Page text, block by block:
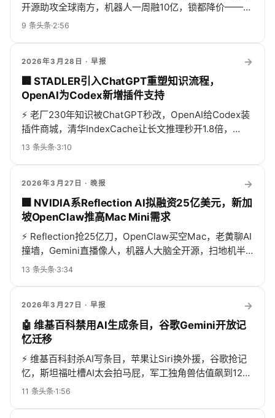
开源助攻全球南方，机器人一周融10亿，锁都降价——AI
圈卷疯了！
9 条头条·2:56
2026年3月28日 · 早报
→
🏢 STADLER引入ChatGPT重塑知识流程，
OpenAI为Codex新增插件支持
⚡ 老厂230年知识被ChatGPT秒改，OpenAI给Codex装
插件商城，清华IndexCache让长文推理秒开1.8倍，
Gemini实时音视频上线，Lucid Process Agent主动追问
卷！
13 条头条·3:10
2026年3月27日 · 晚报
→
🏢 NVIDIA系Reflection AI拟融资25亿美元，新加
坡OpenClaw推高Mac Mini需求
⚡ Reflection抢25亿刀，OpenClaw买空Mac，老黄聊AI
撞墙，Gemini直播像人，机器人大脑全开源，扫地机半
价，苹果歌单翻车，Anthropic硬刚白宫，微软给机器人
13 条头条·3:34
2026年3月27日 · 早报
→
🤖 维基百科禁用AI生成条目，谷歌Gemini开放记
忆迁移
⚡ 维基百科封杀AI写条目，苹果让Siri换外援，谷歌抢记
忆，斯坦福吐槽AI太会拍马屁，军工独角兽估值飙到127
亿，开源库却中毒——AI圈一天比一季都热闹！
11 条头条·1:56